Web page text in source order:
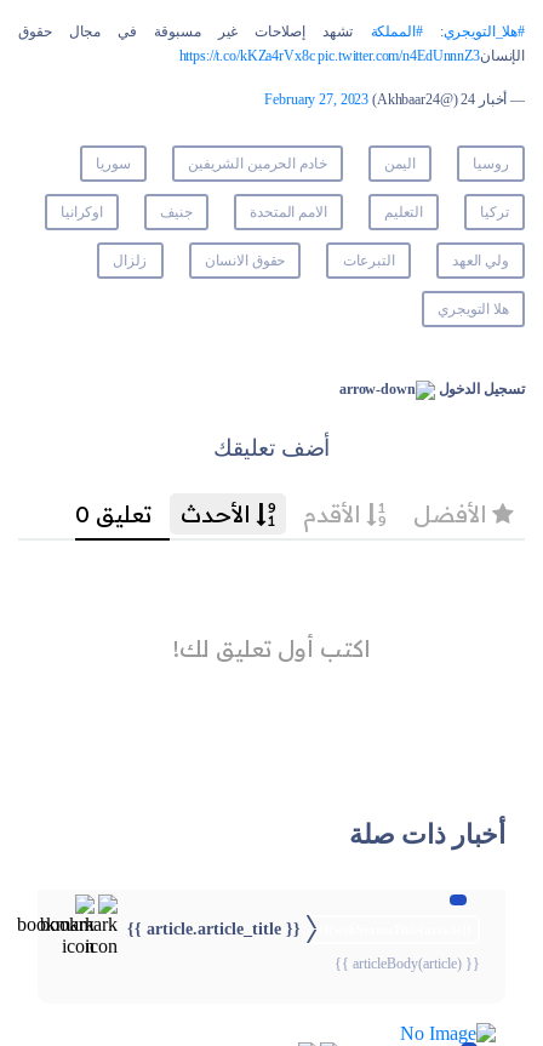
#هلا_التويجري:#المملكة تشهد إصلاحات غير مسبوقة في مجال حقوق
الإنسان
https://t.co/kKZa4rVx8c pic.twitter.com/n4EdUnnnZ3
— أخبار 24 (@Akhbaar24) February 27, 2023
روسيا اليمن خادم الحرمين الشريفين سوريا
تركيا التعليم الامم المتحدة جنيف اوكرانيا
ولي العهد التبرعات حقوق الانسان زلزال
هلا التويجري
تسجيل الدخول
أضف تعليقك
أخبار ذات صلة
{{ article.article_title }}
{{ articleBody(article) }}